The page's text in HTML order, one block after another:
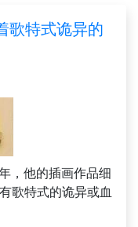
歌特式诡异的
，他的插画作品细
歌特式的诡异或血